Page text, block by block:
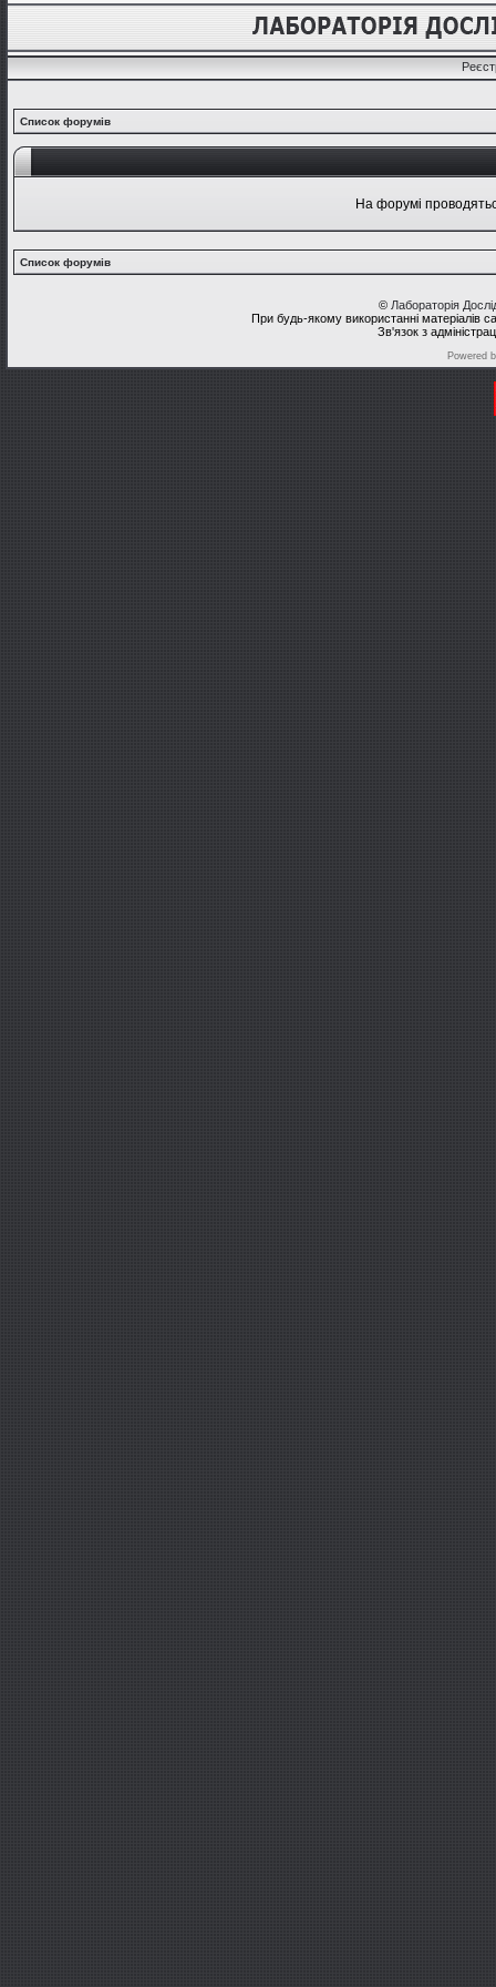
Список форумів
На форумі
Список форумів
© Лабораторія
При будь-якому використанні матеріалів
Зв'язок з
Powered